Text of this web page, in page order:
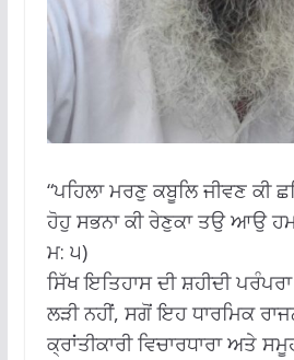
“ਪਹਿਲਾ ਮਰਣੁ ਕਬੂਲਿ ਜੀਵਣ ਕੀ
ਹੋਹੁ ਸਭਨਾ ਕੀ ਰੇਣੁਕਾ ਤਉ ਆਉ
ਮ: ੫)
ਸਿੱਖ ਇਤਿਹਾਸ ਦੀ ਸ਼ਹੀਦੀ
ਲੜੀ ਨਹੀਂ, ਸਗੋਂ ਇਹ ਧਾਰਮਿਕ
ਕ੍ਰਾਂਤੀਕਾਰੀ ਵਿਚਾਰਧਾਰਾ ਅਤੇ